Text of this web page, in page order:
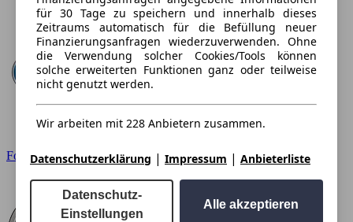
Ford
für 30 Tage zu speichern und innerhalb dieses
Zeitraums automatisch für die Befüllung neuer
Finanzierungsanfragen wiederzuverwenden. Ohne
die Verwendung solcher Cookies/Tools können
solche erweiterten Funktionen ganz oder teilweise
nicht genutzt werden.
Wir arbeiten mit 228 Anbietern zusammen.
Datenschutzerklärung | Impressum | Anbieterliste
Datenschutz-
Einstellungen
Alle akzeptieren